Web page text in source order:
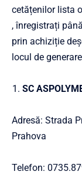
cetățenilor lista
, înregistrați
prin achiziție
locul de
SC
Adresă: Strada
Prahova
Telefon: